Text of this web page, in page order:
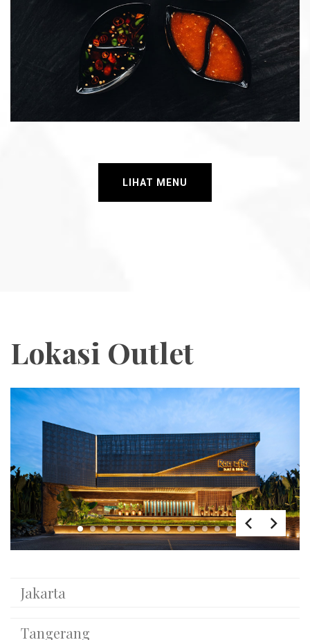
LIHAT MENU
Lokasi Outlet
1 2 3 4 5 6 7 8 9 10111213
Jakarta
Tangerang